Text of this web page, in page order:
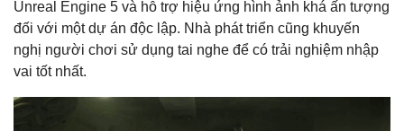
Unreal Engine 5 và hỗ trợ hiệu ứng hình ảnh khá ấn tượng
đối với một dự án độc lập. Nhà phát triển cũng khuyến
nghị người chơi sử dụng tai nghe để có trải nghiệm nhập
vai tốt nhất.